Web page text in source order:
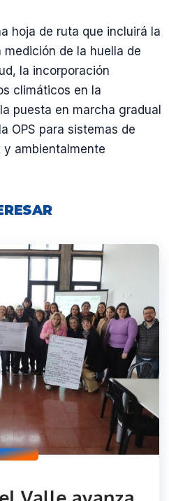
hoja de ruta que incluirá la
de la huella de
la incorporación
climáticos en la
puesta en marcha gradual
OPS para sistemas de
ambientalmente